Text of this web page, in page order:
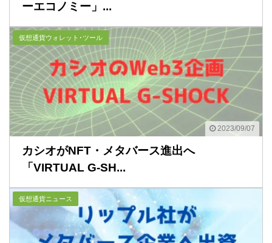
ーエコノミー」...
2023/09/07
仮想通貨ウォレット･ツール
カシオがNFT・メタバース進出へ
「VIRTUAL G-SH...
仮想通貨ニュース